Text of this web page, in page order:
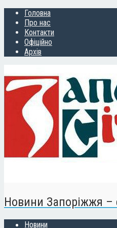
Головна
Про нас
Контакти
Офіційно
Архів
Новини Запоріжжя –
Новини